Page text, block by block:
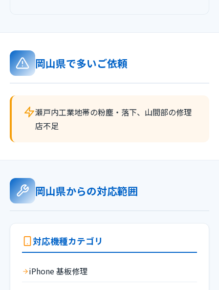
岡山県で多いご依頼
瀬戸内工業地帯の粉塵・落下、山間部の修理
店不足
岡山県からの対応範囲
対応機種カテゴリ
iPhone 基板修理